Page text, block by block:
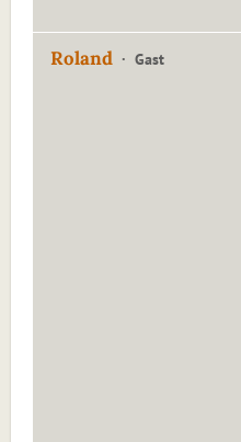
Roland Gast